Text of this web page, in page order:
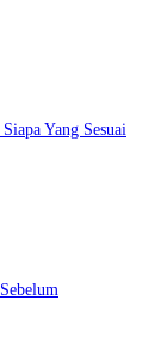
Yang Sesuai